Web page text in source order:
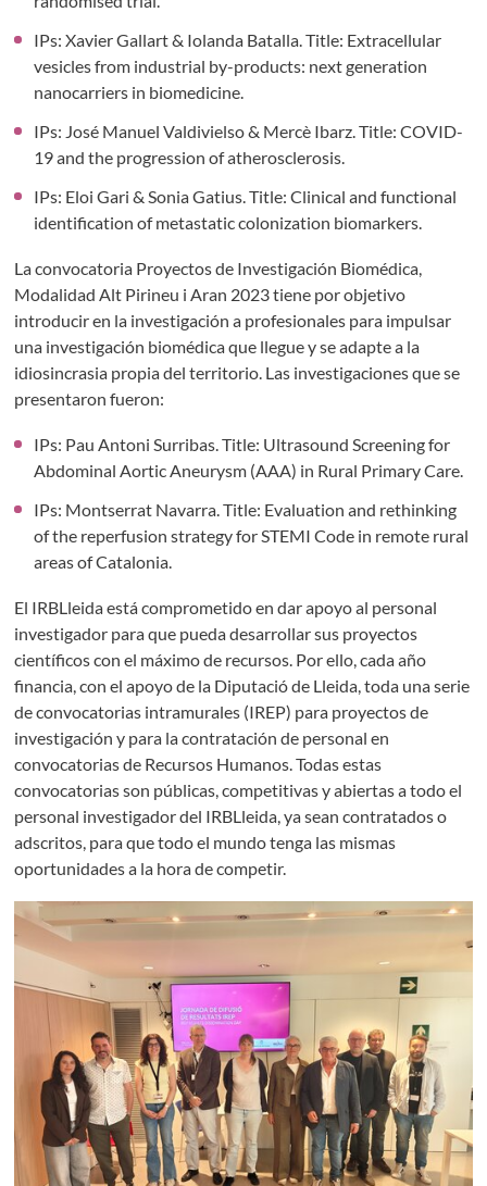
IPs: Xavier Gallart & Iolanda Batalla. Title: Extracellular
vesicles from industrial by-products: next generation
nanocarriers in biomedicine.
IPs: José Manuel Valdivielso & Mercè Ibarz. Title: COVID-
19 and the progression of atherosclerosis.
IPs: Eloi Gari & Sonia Gatius. Title: Clinical and functional
identification of metastatic colonization biomarkers.
La convocatoria Proyectos de Investigación Biomédica,
Modalidad Alt Pirineu i Aran 2023 tiene por objetivo
introducir en la investigación a profesionales para impulsar
una investigación biomédica que llegue y se adapte a la
idiosincrasia propia del territorio. Las investigaciones que se
presentaron fueron:
IPs: Pau Antoni Surribas. Title: Ultrasound Screening for
Abdominal Aortic Aneurysm (AAA) in Rural Primary Care.
IPs: Montserrat Navarra. Title: Evaluation and rethinking
of the reperfusion strategy for STEMI Code in remote rural
areas of Catalonia.
El IRBLleida está comprometido en dar apoyo al personal
investigador para que pueda desarrollar sus proyectos
científicos con el máximo de recursos. Por ello, cada año
financia, con el apoyo de la Diputació de Lleida, toda una serie
de convocatorias intramurales (IREP) para proyectos de
investigación y para la contratación de personal en
convocatorias de Recursos Humanos. Todas estas
convocatorias son públicas, competitivas y abiertas a todo el
personal investigador del IRBLleida, ya sean contratados o
adscritos, para que todo el mundo tenga las mismas
oportunidades a la hora de competir.